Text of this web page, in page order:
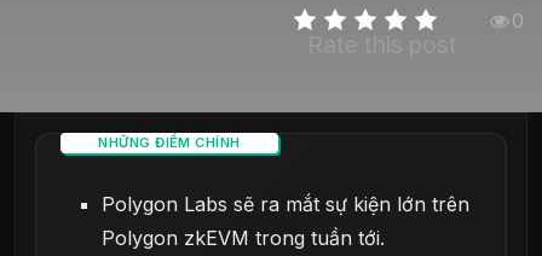
0
NHỮNG ĐIỂM CHÍNH
Polygon Labs sẽ ra mắt sự kiện lớn trên
Polygon zkEVM trong tuần tới.